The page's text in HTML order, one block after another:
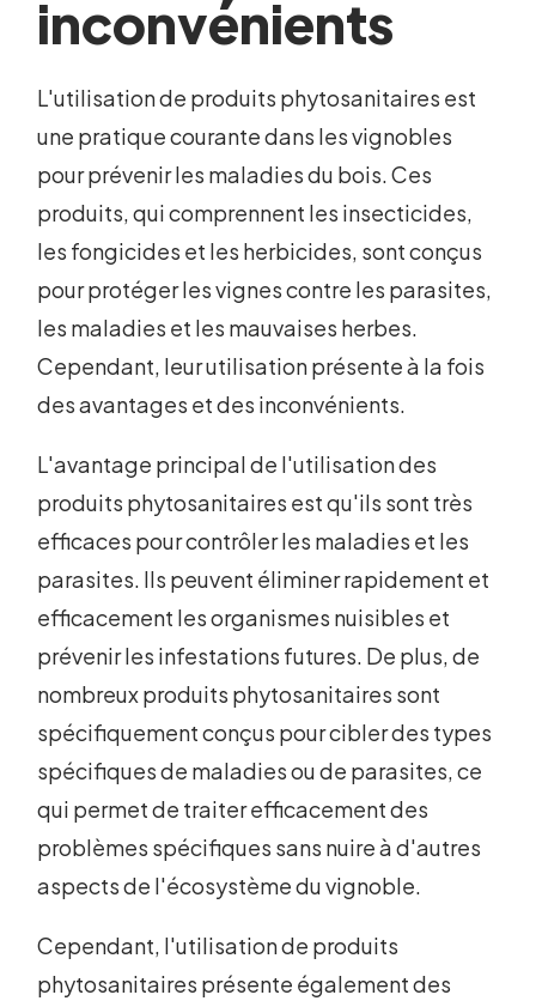
inconvénients
L'utilisation de produits phytosanitaires est
une pratique courante dans les vignobles
pour prévenir les maladies du bois. Ces
produits, qui comprennent les insecticides,
les fongicides et les herbicides, sont conçus
pour protéger les vignes contre les parasites,
les maladies et les mauvaises herbes.
Cependant, leur utilisation présente à la fois
des avantages et des inconvénients.
L'avantage principal de l'utilisation des
produits phytosanitaires est qu'ils sont très
efficaces pour contrôler les maladies et les
parasites. Ils peuvent éliminer rapidement et
efficacement les organismes nuisibles et
prévenir les infestations futures. De plus, de
nombreux produits phytosanitaires sont
spécifiquement conçus pour cibler des types
spécifiques de maladies ou de parasites, ce
qui permet de traiter efficacement des
problèmes spécifiques sans nuire à d'autres
aspects de l'écosystème du vignoble.
Cependant, l'utilisation de produits
phytosanitaires présente également des